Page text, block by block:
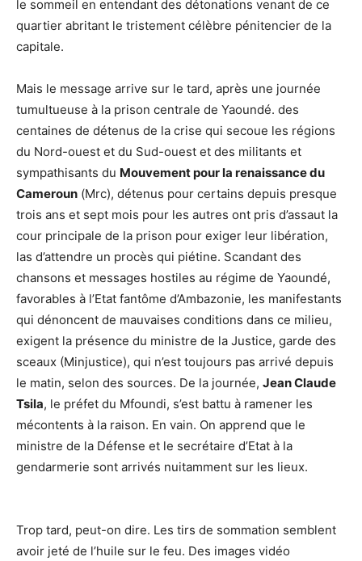
le sommeil en entendant des détonations venant de ce
quartier abritant le tristement célèbre pénitencier de la
capitale.
Mais le message arrive sur le tard, après une journée
tumultueuse à la prison centrale de Yaoundé. des
centaines de détenus de la crise qui secoue les régions
du Nord-ouest et du Sud-ouest et des militants et
sympathisants du Mouvement pour la renaissance du
Cameroun (Mrc), détenus pour certains depuis presque
trois ans et sept mois pour les autres ont pris d’assaut la
cour principale de la prison pour exiger leur libération,
las d’attendre un procès qui piétine. Scandant des
chansons et messages hostiles au régime de Yaoundé,
favorables à l’Etat fantôme d’Ambazonie, les manifestants
qui dénoncent de mauvaises conditions dans ce milieu,
exigent la présence du ministre de la Justice, garde des
sceaux (Minjustice), qui n’est toujours pas arrivé depuis
le matin, selon des sources. De la journée, Jean Claude
Tsila, le préfet du Mfoundi, s’est battu à ramener les
mécontents à la raison. En vain. On apprend que le
ministre de la Défense et le secrétaire d’Etat à la
gendarmerie sont arrivés nuitamment sur les lieux.
Trop tard, peut-on dire. Les tirs de sommation semblent
avoir jeté de l’huile sur le feu. Des images vidéo